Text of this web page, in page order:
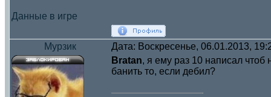
Данные в игре
Мурзик Дата: Воскресенье, 06.01.2013,
Bratan, я ему раз 10 написал чтоб
банить то, если дебил?